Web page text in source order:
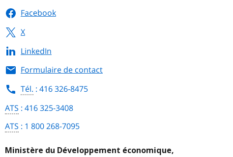
Facebook
X
LinkedIn
Formulaire de contact
Tél. : 416 326-8475
ATS : 416 325-3408
ATS : 1 800 268-7095
Ministère du Développement économique,